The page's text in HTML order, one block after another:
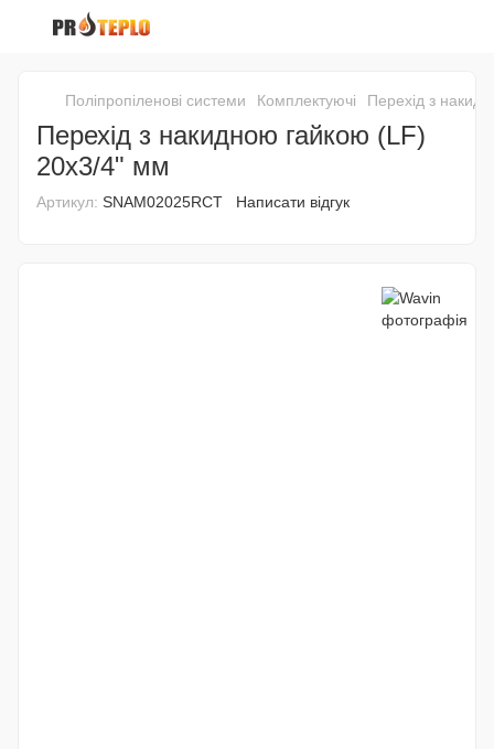
Поліпропіленові системи Комплектуючі Перехід з
Перехід з накидною гайкою (LF)
20x3/4" мм
Артикул: SNAM02025RCT Написати відгук